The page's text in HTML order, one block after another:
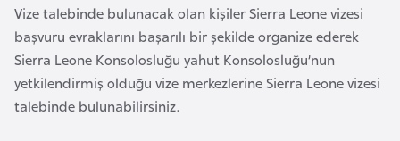
Vize talebinde bulunacak olan kişiler Sierra Leone vizesi
başvuru evraklarını başarılı bir şekilde organize ederek
Sierra Leone Konsolosluğu yahut Konsolosluğu’nun
yetkilendirmiş olduğu vize merkezlerine Sierra Leone vizesi
talebinde bulunabilirsiniz.
n
B
a
h